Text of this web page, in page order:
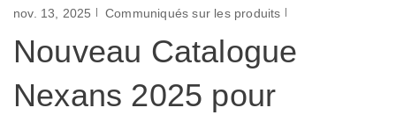
nov. 13, 2025 Communiqués sur les produits
Nouveau Catalogue
Nexans 2025 pour